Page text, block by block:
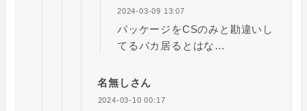
2024-03-09 13:07
パッケージをCSのみと勘違いし
てるバカ居るとはな…
名無しさん
2024-03-10 00:17